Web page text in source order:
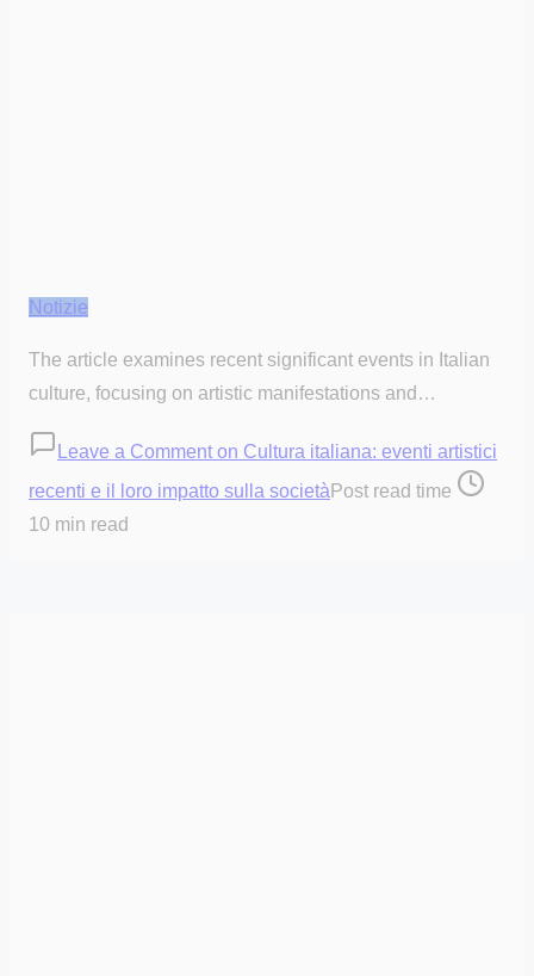
Notizie
The article examines recent significant events in Italian
culture, focusing on artistic manifestations and…
Leave a Comment on Cultura italiana: eventi artistici
recenti e il loro impatto sulla società Post read time
10 min read